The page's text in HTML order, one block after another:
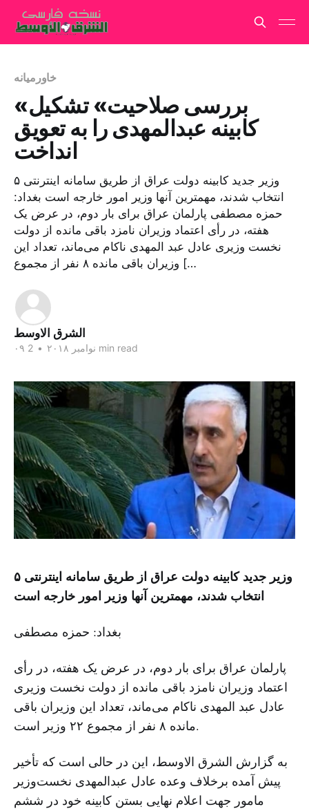
خاورمیانه
«بررسی صلاحیت» تشکیل
کابینه عبدالمهدی را به تعویق
انداخت
۵ وزیر جدید کابینه دولت عراق از طریق سامانه اینترنتی
انتخاب شدند، مهمترین آنها وزیر امور خارجه است بغداد:
حمزه مصطفی پارلمان عراق برای بار دوم، در عرض یک
هفته، در رأی اعتماد وزیران نامزد باقی مانده از دولت
نخست وزیری عادل عبد المهدی ناکام می‌ماند، تعداد این
وزیران باقی مانده ۸ نفر از مجموع […
الشرق الاوسط
۰۹ نوامبر ۲۰۱۸ • 2 min read
۵ وزیر جدید کابینه دولت عراق از طریق سامانه اینترنتی
انتخاب شدند، مهمترین آنها وزیر امور خارجه است
بغداد: حمزه مصطفی
پارلمان عراق برای بار دوم، در عرض یک هفته، در رأی
اعتماد وزیران نامزد باقی مانده از دولت نخست وزیری
عادل عبد المهدی ناکام می‌ماند، تعداد این وزیران باقی
مانده ۸ نفر از مجموع ۲۲ وزیر است.
به گزارش الشرق الاوسط، این در حالی است که تأخیر
پیش آمده برخلاف وعده عادل عبدالمهدی نخست‌وزیر
مامور جهت اعلام نهایی بستن کابینه خود در ششم